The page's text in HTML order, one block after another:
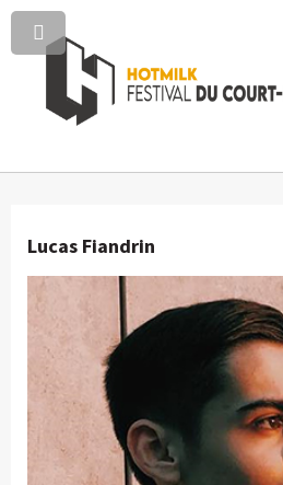
Lucas Fiandrin